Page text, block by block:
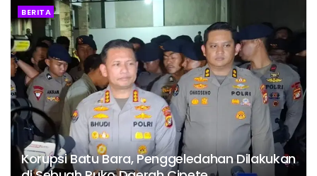
BERITA
Korupsi Batu Bara, Penggeledahan Dilakukan